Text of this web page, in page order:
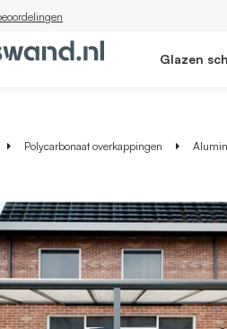
Glazen
Polycarbonaat overkappingen